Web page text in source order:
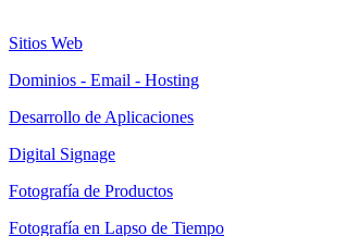
Sitios Web
Dominios - Email - Hosting
Desarrollo de Aplicaciones
Digital Signage
Fotografía de Productos
Fotografía en Lapso de Tiempo